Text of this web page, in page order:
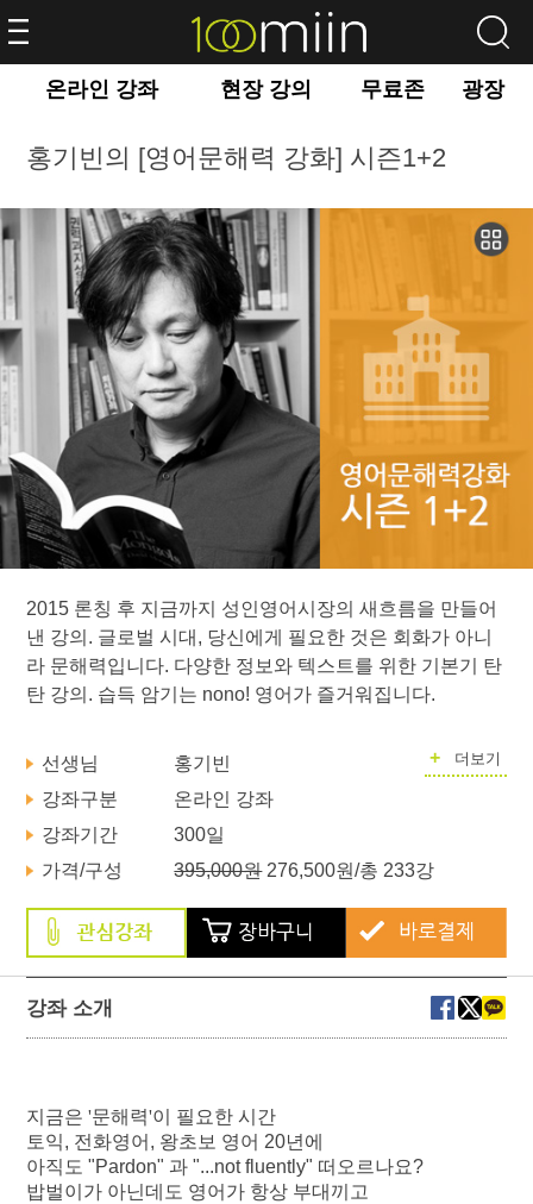
온라인 강좌 현장 강의 무료존 광장
홍기빈의 [영어문해력 강화] 시즌1+2
2015 론칭 후 지금까지 성인영어시장의 새흐름을 만들어
낸 강의. 글로벌 시대, 당신에게 필요한 것은 회화가 아니
라 문해력입니다. 다양한 정보와 텍스트를 위한 기본기 탄
탄 강의. 습득 암기는 nono! 영어가 즐거워집니다.
선생님 + 더보기
홍기빈
강좌구분
온라인 강좌
강좌기간
300일
가격/구성
395,000원276,500원/총 233강
강좌 소개
지금은 '문해력'이 필요한 시간
토익, 전화영어, 왕초보 영어 20년에
아직도 "Pardon" 과 "...not fluently" 떠오르나요?
밥벌이가 아닌데도 영어가 항상 부대끼고